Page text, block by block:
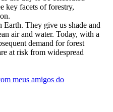
key facets of forestry,
Earth. They give us shade and
air and water. Today, with a
demand for forest
at risk from widespread
meus amigos do